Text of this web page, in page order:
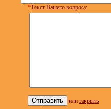
*Текст Вашего вопроса:
или закрыть